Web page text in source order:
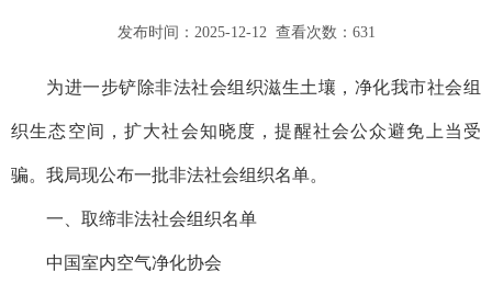
发布时间：2025-12-12 查看次数： 631
为进一步铲除非法社会组织滋生土壤，净化我市社会组
织生态空间，扩大社会知晓度，提醒社会公众避免上当受
骗。我局现公布一批非法社会组织名单。
一、取缔非法社会组织名单
中国室内空气净化协会